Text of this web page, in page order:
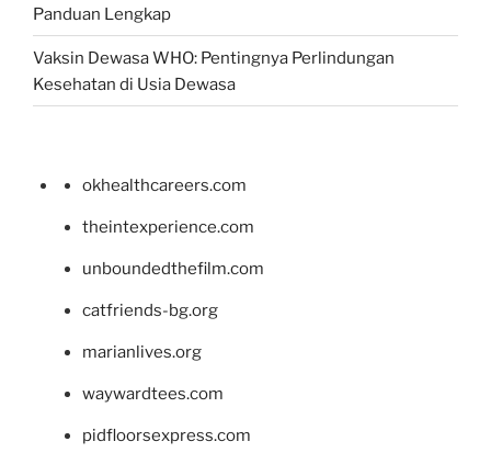
Panduan Lengkap
Vaksin Dewasa WHO: Pentingnya Perlindungan
Kesehatan di Usia Dewasa
okhealthcareers.com
theintexperience.com
unboundedthefilm.com
catfriends-bg.org
marianlives.org
waywardtees.com
pidfloorsexpress.com